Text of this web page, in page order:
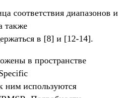
соответствия диапазонов и
также
в [8] и [12-14].
в пространстве
ним используются